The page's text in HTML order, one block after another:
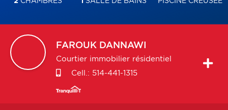
FAROUK DANNAWI
Courtier immobilier résidentiel
Cell.: 514-441-1315